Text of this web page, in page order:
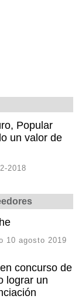
Popular
un valor de
2018
10 agosto 2019
concurso de
lograr un